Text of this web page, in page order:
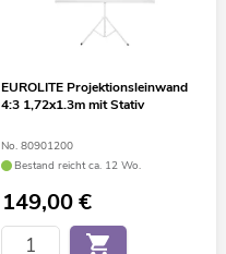
EUROLITE Projektionsleinwand
4:3 1,72x1.3m mit Stativ
No. 80901200
Bestand reicht ca. 12 Wo.
149,00€